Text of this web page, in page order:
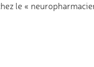
le «